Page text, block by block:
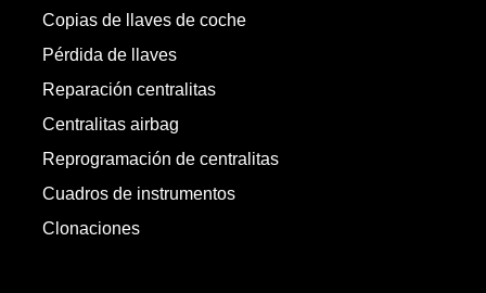
Copias de llaves de coche
Pérdida de llaves
Reparación centralitas
Centralitas airbag
Reprogramación de centralitas
Cuadros de instrumentos
Clonaciones